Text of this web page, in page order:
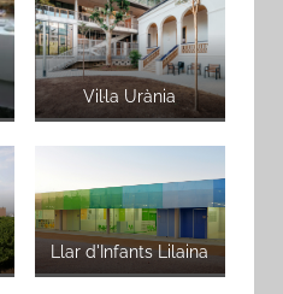
Vil·la Urània
Llar d'Infants Lilaina